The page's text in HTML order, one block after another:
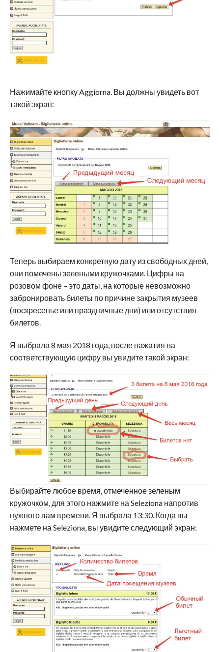
Нажимайте кнопку Aggiorna. Вы должны увидеть вот
такой экран:
Теперь выбираем конкретную дату из свободных дней,
они помечены зелеными кружочками. Цифры на
розовом фоне – это даты, на которые невозможно
забронировать билеты по причине закрытия музеев
(воскресенье или праздничные дни) или отсутствия
билетов.
Я выбрала 8 мая 2018 года, после нажатия на
соответствующую цифру вы увидите такой экран:
Выбирайте любое время, отмеченное зеленым
кружочком, для этого нажмите на Seleziona напротив
нужного вам времени. Я выбрала 13:30. Когда вы
нажмете на Seleziona, вы увидите следующий экран: